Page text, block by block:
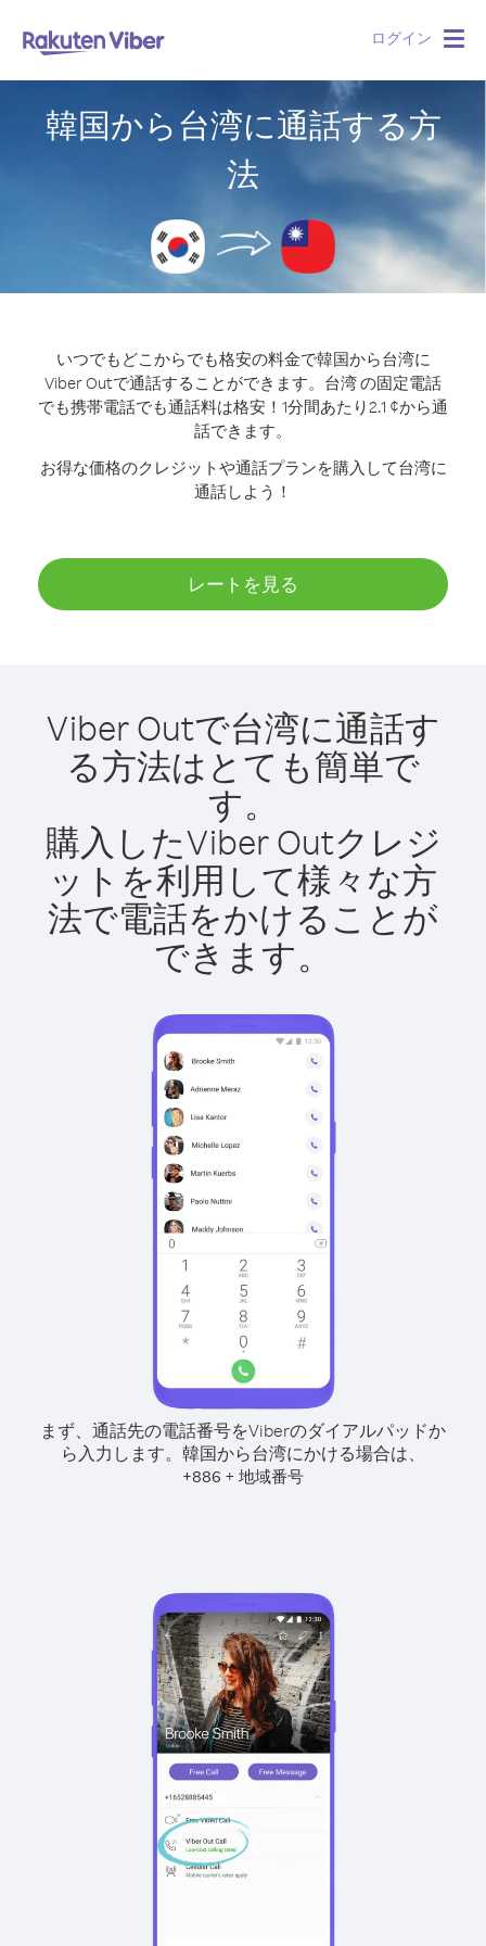
ログイン
韓国から台湾に通話する方
法
いつでもどこからでも格安の料金で韓国から台湾に
Viber Outで通話することができます。 台湾 の固定電話
でも携帯電話でも通話料は格安！1分間あたり2.1 ¢から通
話できます。
お得な価格のクレジットや通話プランを購入して台湾に
通話しよう！
レートを見る
Viber Outで台湾に通話す
る方法はとても簡単で
す。
購入したViber Outクレジ
ットを利用して様々な方
法で電話をかけることが
できます。
まず、通話先の電話番号をViberのダイアルパッドか
ら入力します。 韓国から台湾にかける場合は、
+886 + 地域番号